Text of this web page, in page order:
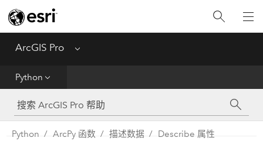
ArcGIS Pro Menu
Python
工具参考
Python
Python ArcPy 函数 描述数据
Describe 属性